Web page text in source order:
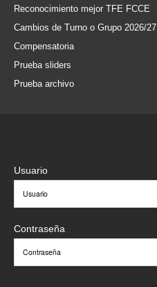
Reconocimiento mejor TFE FCCE
Cambios de Turno o Grupo 2026/27
Compensatoria
Prueba sliders
Prueba archivo
Usuario
Contraseña